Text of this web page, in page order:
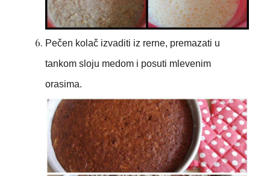
Pečen kolač izvaditi iz rerne, premazati u
tankom sloju medom i posuti mlevenim
orasima.